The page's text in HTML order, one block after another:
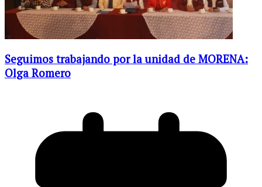
Seguimos trabajando por la unidad de MORENA:
Olga Romero